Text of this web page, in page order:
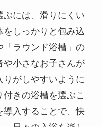
には、滑りにくい
しっかりと包み込
「ラウンド浴槽」の
小さなお子さんが
がしやすいように
きの浴槽を選ぶこ
導入することで、快